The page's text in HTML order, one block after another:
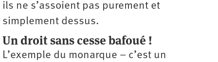
ils ne s’assoient pas purement et
simplement dessus.
Un droit sans cesse bafoué !
L’exemple du monarque – c’est un